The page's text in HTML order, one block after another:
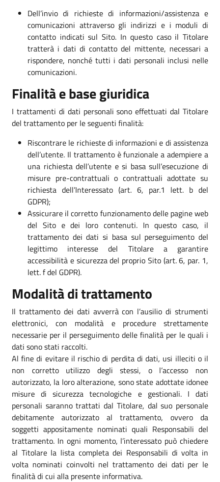
Dell’invio di richieste di informazioni/assistenza e
comunicazioni attraverso gli indirizzi e i moduli di
contatto indicati sul Sito. In questo caso il Titolare
tratterà i dati di contatto del mittente, necessari a
rispondere, nonché tutti i dati personali inclusi nelle
comunicazioni.
Finalità e base giuridica
I trattamenti di dati personali sono effettuati dal Titolare
del trattamento per le seguenti finalità:
Riscontrare le richieste di informazioni e di assistenza
dell’utente. Il trattamento è funzionale a adempiere a
una richiesta dell’utente e si basa sull’esecuzione di
misure pre-contrattuali o contrattuali adottate su
richiesta dell’Interessato (art. 6, par.1 lett. b del
GDPR);
Assicurare il corretto funzionamento delle pagine web
del Sito e dei loro contenuti. In questo caso, il
trattamento dei dati si basa sul perseguimento del
legittimo interesse del Titolare a garantire
accessibilità e sicurezza del proprio Sito (art. 6, par. 1,
lett. f del GDPR).
Modalità di trattamento
Il trattamento dei dati avverrà con l’ausilio di strumenti
elettronici, con modalità e procedure strettamente
necessarie per il perseguimento delle finalità per le quali i
dati sono stati raccolti.
Al fine di evitare il rischio di perdita di dati, usi illeciti o il
non corretto utilizzo degli stessi, o l’accesso non
autorizzato, la loro alterazione, sono state adottate idonee
misure di sicurezza tecnologiche e gestionali. I dati
personali saranno trattati dal Titolare, dal suo personale
debitamente autorizzato al trattamento, ovvero da
soggetti appositamente nominati quali Responsabili del
trattamento. In ogni momento, l’interessato può chiedere
al Titolare la lista completa dei Responsabili di volta in
volta nominati coinvolti nel trattamento dei dati per le
finalità di cui alla presente informativa.